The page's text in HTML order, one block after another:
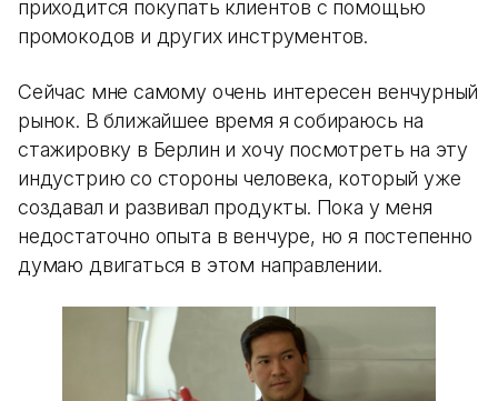
приходится покупать клиентов с помощью
промокодов и других инструментов.
Сейчас мне самому очень интересен венчурный
рынок. В ближайшее время я собираюсь на
стажировку в Берлин и хочу посмотреть на эту
индустрию со стороны человека, который уже
создавал и развивал продукты. Пока у меня
недостаточно опыта в венчуре, но я постепенно
думаю двигаться в этом направлении.